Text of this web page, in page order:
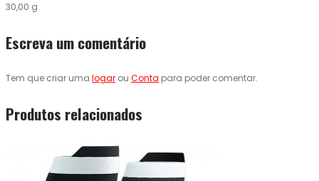
30,00 g
Escreva um comentário
Tem que criar uma logar ou Conta para poder comentar.
Produtos relacionados